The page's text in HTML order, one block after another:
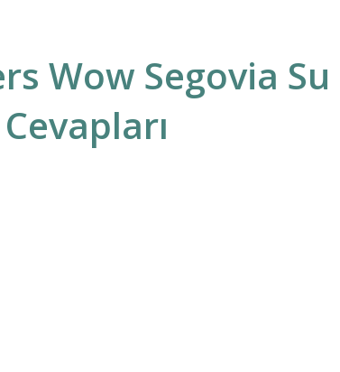
Wow Segovia Su